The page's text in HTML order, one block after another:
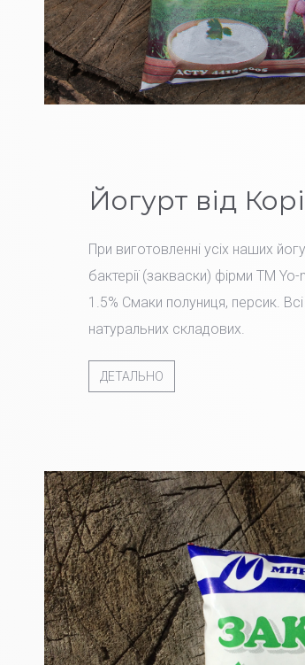
Йогурт від
При виготовленні усіх наших
бактерії (закваски) фірми TM
1.5% Смаки полуниця, персик.
натуральних складових.
ДЕТАЛЬНО